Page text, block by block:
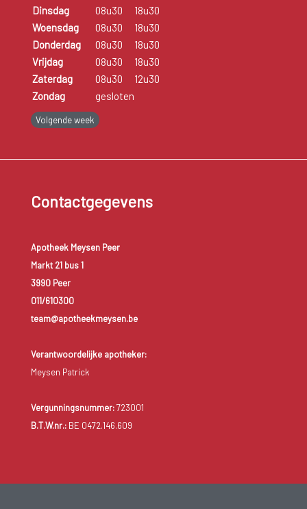
Dinsdag
08u30
18u30
Woensdag
08u30
18u30
Donderdag
08u30
18u30
Vrijdag
08u30
18u30
Zaterdag
08u30
12u30
Zondag
gesloten
Volgende week
Contactgegevens
Apotheek Meysen Peer
Markt 21 bus 1
3990 Peer
011/610300
team@apotheekmeysen.be
Verantwoordelijke apotheker:
Meysen Patrick
Vergunningsnummer:723001
B.T.W.nr.:BE 0472.146.609